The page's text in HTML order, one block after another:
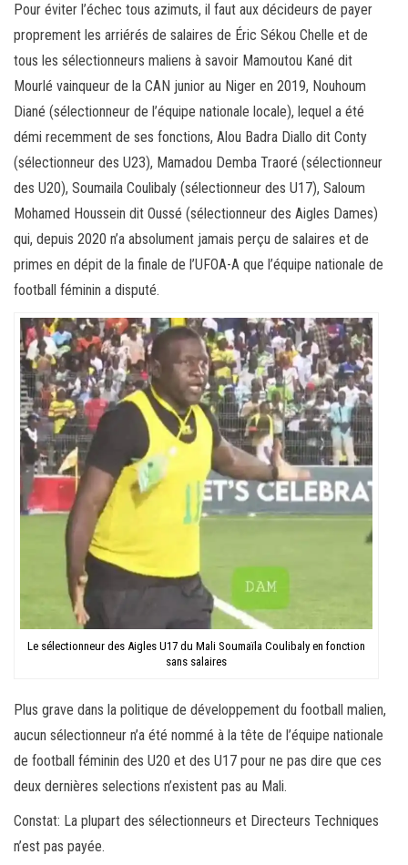
Pour éviter l’échec tous azimuts, il faut aux décideurs de payer
proprement les arriérés de salaires de Éric Sékou Chelle et de
tous les sélectionneurs maliens à savoir Mamoutou Kané dit
Mourlé vainqueur de la CAN junior au Niger en 2019, Nouhoum
Diané (sélectionneur de l’équipe nationale locale), lequel a été
démi recemment de ses fonctions, Alou Badra Diallo dit Conty
(sélectionneur des U23), Mamadou Demba Traoré (sélectionneur
des U20), Soumaila Coulibaly (sélectionneur des U17), Saloum
Mohamed Houssein dit Oussé (sélectionneur des Aigles Dames)
qui, depuis 2020 n’a absolument jamais perçu de salaires et de
primes en dépit de la finale de l’UFOA-A que l’équipe nationale de
football féminin a disputé.
Le sélectionneur des Aigles U17 du Mali Soumaïla Coulibaly en fonction
sans salaires
Plus grave dans la politique de développement du football malien,
aucun sélectionneur n’a été nommé à la tête de l’équipe nationale
de football féminin des U20 et des U17 pour ne pas dire que ces
deux dernières selections n’existent pas au Mali.
Constat: La plupart des sélectionneurs et Directeurs Techniques
n’est pas payée.